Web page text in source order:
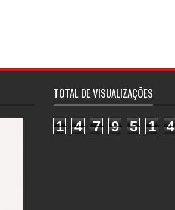
TOTAL DE VISUALIZAÇÕES
1 4 7 9 5 1 4